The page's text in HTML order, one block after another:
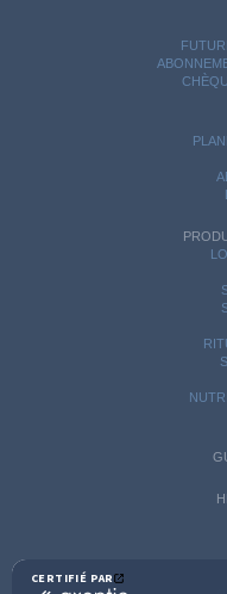
CERTIFIÉ PAR